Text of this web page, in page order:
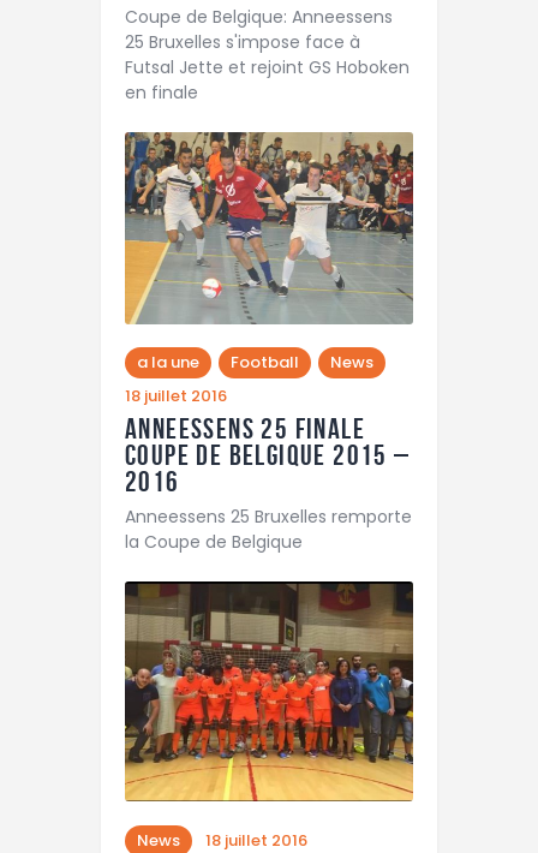
Coupe de Belgique: Anneessens
25 Bruxelles s'impose face à
Futsal Jette et rejoint GS Hoboken
en finale
a la une Football
News
18 juillet 2016
Anneessens 25 Finale
Coupe de Belgique 2015 –
2016
Anneessens 25 Bruxelles remporte
la Coupe de Belgique
News 18 juillet 2016